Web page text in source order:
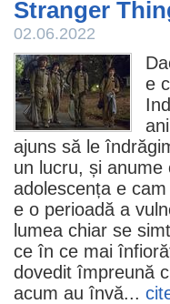
Stranger
02.06.2022
e
ajuns să le
un lucru, și
adolescența e cam
e o perioadă a
lumea chiar se
ce în ce mai
dovedit împreună
acum au învă...